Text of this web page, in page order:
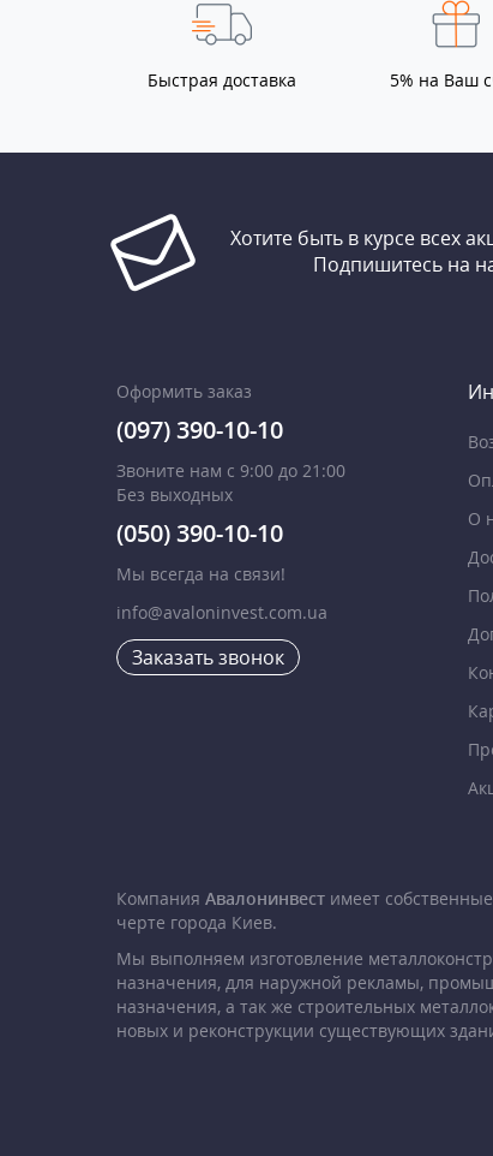
Быстрая доставка 5% на Ваш
Хотите быть в курсе всех
Подпишитесь на
Оформить заказ
(097) 390-10-10
Звоните нам с 9:00 до 21:00
Без выходных
(050) 390-10-10
Мы всегда на связи!
info@avaloninvest.com.ua
Заказать звонок
О
Компания Авалонинвест имеет
черте города Киев.
Мы выполняем изготовление
назначения, для наружной рекламы,
назначения, а так же строительных
новых и реконструкции существующих